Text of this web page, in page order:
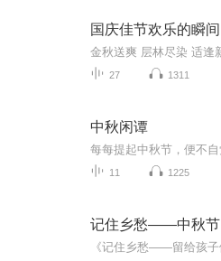
国庆佳节欢乐的瞬间
27 1311
中秋闲谭
11 1225
记住乡愁——中秋节